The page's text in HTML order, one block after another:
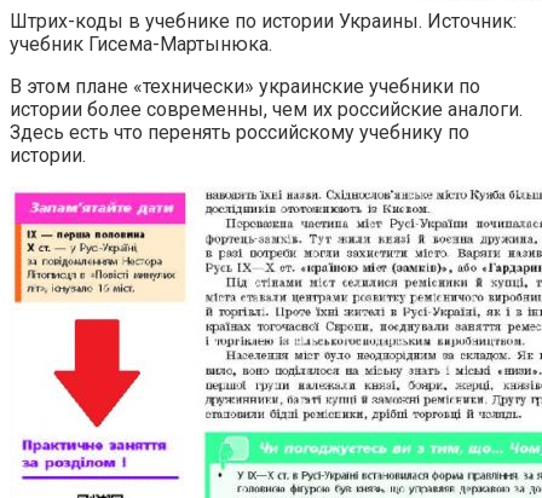
Штрих-коды в учебнике по истории Украины. Источник:
учебник Гисема-Мартынюка.
В этом плане «технически» украинские учебники по
истории более современны, чем их российские аналоги.
Здесь есть что перенять российскому учебнику по
истории.